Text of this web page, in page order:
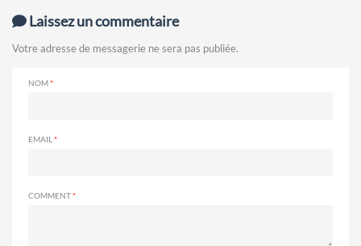
Laissez un commentaire
Votre adresse de messagerie ne sera pas publiée.
NOM
EMAIL
COMMENT